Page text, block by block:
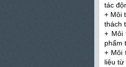
tác
+ Môi
thách
+ Môi
phẩm
+ Môi
liệu từ